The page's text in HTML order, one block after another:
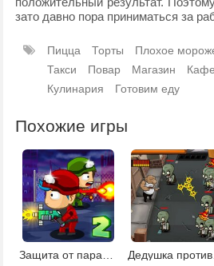
зато давно пора приниматься за
Пицца Торты Плохое
Такси
Повар Магазин Кафе
Кулинария
Готовим еду
Похожие игры